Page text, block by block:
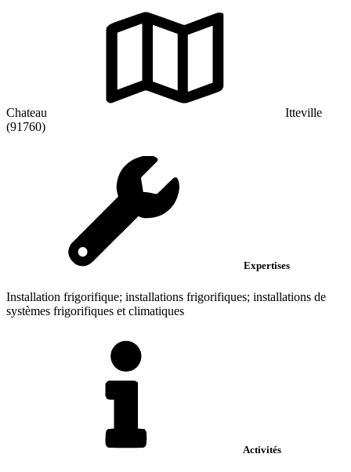
Chateau
Itteville
(91760)
Expertises
Installation frigorifique; installations frigorifiques; installations de
systèmes frigorifiques et climatiques
Activités